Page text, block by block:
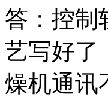
答：控制
艺写好了
燥机通讯